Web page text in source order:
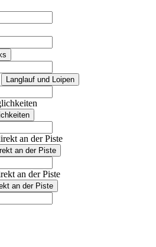
Langlauf und Loipen
an der Piste
an der Piste
an der Piste
an der Piste